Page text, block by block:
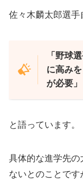
佐々木麟太郎選手
「野球
に高み
が必要」
と語っています。
具体的な進学先
ないとのことで